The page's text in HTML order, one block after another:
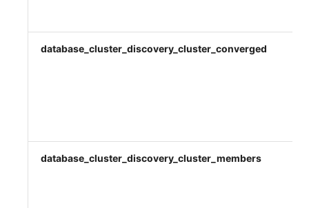
database_cluster_discovery_cluster_converged
database_cluster_discovery_cluster_members